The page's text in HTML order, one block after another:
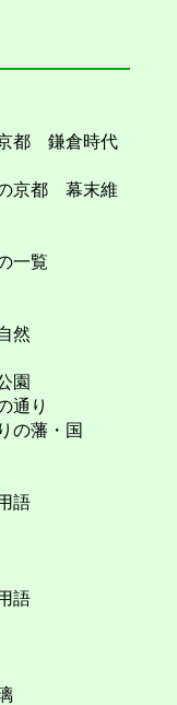
都 鎌倉時代
都 幕末維
一覧
然
園
り
藩・国
語
語